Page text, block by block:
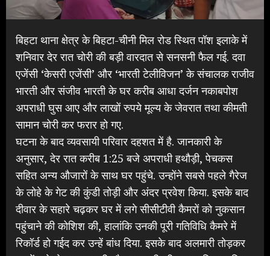
बिहटा थाना क्षेत्र के बिहटा-चीनी मिल रोड स्थित पॉश इलाके में
शनिवार देर रात चोरी की बड़ी वारदात से सनसनी फैल गई. दवा
एजेंसी ‘केसरी एजेंसी’ और ‘भारती टेलीविजन’ के संचालक राजीव
भारती और संजीव भारती के घर करीब आधा दर्जन नकाबपोश
अपराधी घुस आए और लाखों रुपये मूल्य के जेवरात तथा कीमती
सामान चोरी कर फरार हो गए.
घटना के बाद व्यवसायी परिवार दहशत में है. जानकारी के
अनुसार, देर रात करीब 1:25 बजे अपराधी हथौड़ी, पेचकस
सहित अन्य औजारों के साथ घर पहुंचे. उन्होंने सबसे पहले गैरेज
के लोहे के गेट की कुंडी तोड़ी और अंदर प्रवेश किया. इसके बाद
दीवार के सहारे चढ़कर घर में लगे सीसीटीवी कैमरों को नुकसान
पहुंचाने की कोशिश की, हालांकि उनकी पूरी गतिविधि कैमरे में
रिकॉर्ड हो गईद कर उन्हें बांध दिया. इसके बाद अलमारी तोड़कर